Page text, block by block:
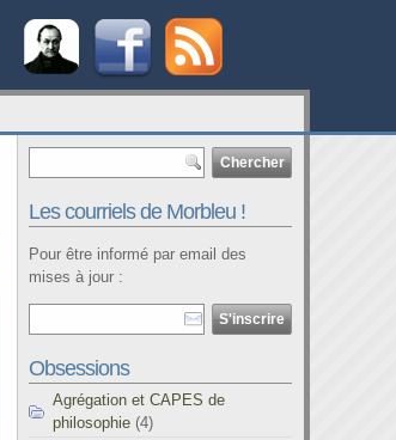
Les courriels de Morbleu !
Pour être informé par email des
mises à jour :
Obsessions
Agrégation et CAPES de
philosophie (4)